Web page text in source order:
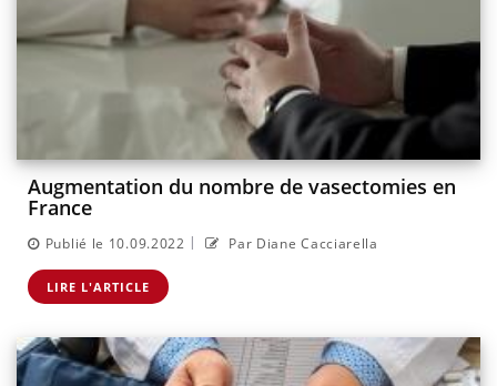
Augmentation du nombre de vasectomies en
France
Publié le 10.09.2022 | Par Diane Cacciarella
LIRE L'ARTICLE